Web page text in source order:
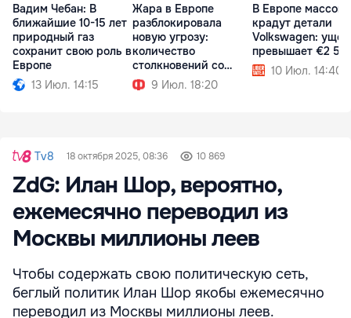
Вадим Чебан: В
ближайшие 10-15 лет
природный газ
сохранит свою роль в
Европе
13 Июл. 14:15
Жара в Европе
разблокировала
новую угрозу:
количество
столкновений со
змеями выросло
9 Июл. 18:20
В Европе массово
крадут детали
Volkswagen:
превышает €2
10 Июл. 14:40
Tv8 18 октября 2025, 08:36 10 869
ZdG: Илан Шор, вероятно,
ежемесячно переводил из
Москвы миллионы леев
Чтобы содержать свою политическую сеть,
беглый политик Илан Шор якобы ежемесячно
переводил из Москвы миллионы леев.